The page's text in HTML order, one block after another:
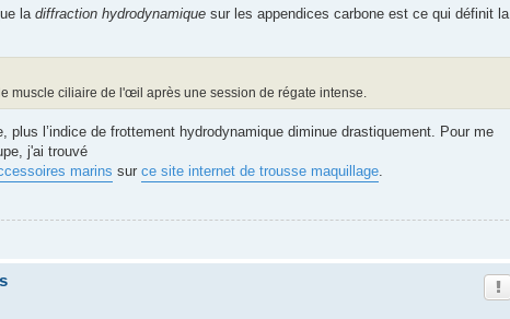
la diffraction hydrodynamique sur les appendices carbone est ce qui définit la
muscle ciliaire de l'œil après une session de régate intense.
l’indice de frottement hydrodynamique diminue drastiquement. Pour me
j'ai trouvé
marins sur ce site internet de trousse maquillage.